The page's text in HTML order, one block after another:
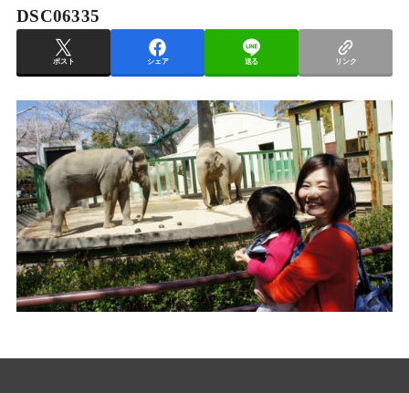
DSC06335
ポスト シェア 送る リンク